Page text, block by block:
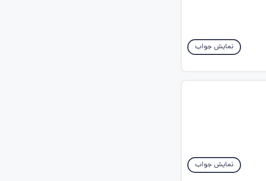
نمایش جواب
نمایش جواب